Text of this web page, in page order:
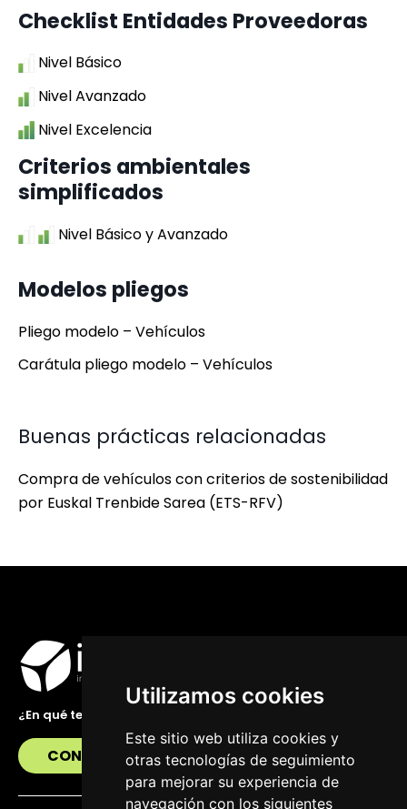
Utilizamos cookies
Este sitio web utiliza cookies y
otras tecnologías de seguimiento
para mejorar su experiencia de
navegación con los siguientes
Checklist Entidades Proveedoras
Nivel Básico
Nivel Avanzado
Nivel Excelencia
Criterios ambientales
simplificados
Nivel Básico y Avanzado
Modelos pliegos
Pliego modelo – Vehículos
Carátula pliego modelo – Vehículos
Buenas prácticas relacionadas
Compra de vehículos con criterios de sostenibilidad
por Euskal Trenbide Sarea (ETS-RFV)
¿En qué te podemos ayudar?
CONTÁCTANOS